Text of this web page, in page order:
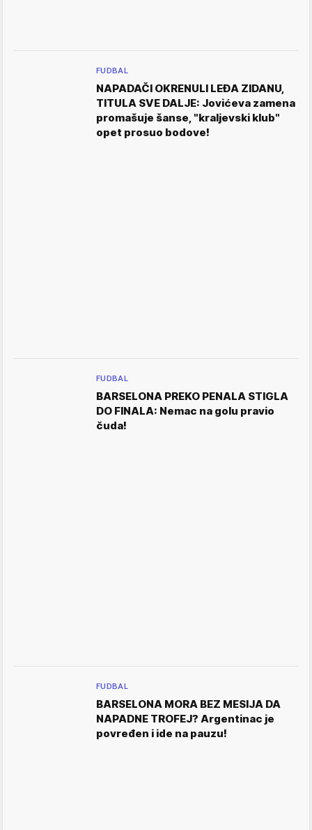
FUDBAL
NAPADAČI OKRENULI LEĐA ZIDANU,
TITULA SVE DALJE: Jovićeva zamena
promašuje šanse, "kraljevski klub"
opet prosuo bodove!
FUDBAL
BARSELONA PREKO PENALA STIGLA
DO FINALA: Nemac na golu pravio
čuda!
FUDBAL
BARSELONA MORA BEZ MESIJA DA
NAPADNE TROFEJ? Argentinac je
povređen i ide na pauzu!